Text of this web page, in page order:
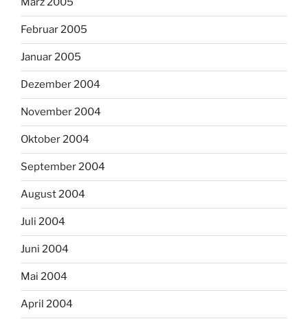
Februar 2005
Januar 2005
Dezember 2004
November 2004
Oktober 2004
September 2004
August 2004
Juli 2004
Juni 2004
Mai 2004
April 2004